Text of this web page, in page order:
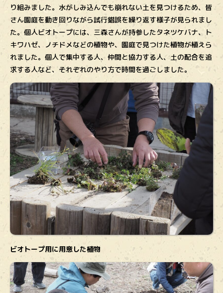
り組みました。水がしみ込んでも崩れない土を見つけるため、皆
さん園庭を動き回りながら試行錯誤を繰り返す様子が見られまし
た。個人ビオトープには、三森さんが持参したタネツケバナ、ト
キワハゼ、ノチドメなどの植物や、園庭で見つけた植物が植えら
れました。個人で集中する人、仲間と協力する人、土の配合を追
求する人など、それぞれのやり方で時間を過ごしました。
ビオトープ用に用意した植物